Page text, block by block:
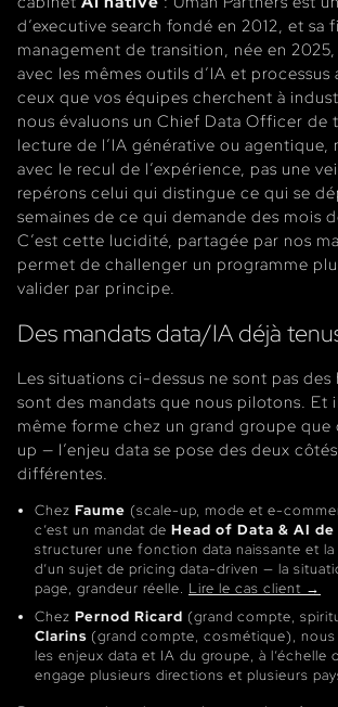
d’executive search fondé en 2012, et sa
management de transition, née en
avec les mêmes outils d’IA et
ceux que vos équipes cherchent à
nous évaluons un Chief Data Officer de
lecture de l’IA générative ou agentique,
avec le recul de l’expérience, pas une
repérons celui qui distingue ce qui se
semaines de ce qui demande des mois
C’est cette lucidité, partagée par nos
permet de challenger un programme
valider par principe.
Des mandats data/IA déjà
Les situations ci-dessus ne sont pas des
sont des mandats que nous pilotons. Et
même forme chez un grand groupe que
up — l’enjeu data se pose des deux
différentes.
Chez Faume (scale-up, mode et e-
c’est un mandat de Head of Data & AI
structurer une fonction data naissante et
d’un sujet de pricing data-driven — la
page, grandeur réelle. Lire le cas client →
Chez Pernod Ricard (grand compte,
Clarins (grand compte, cosmétique),
les enjeux data et IA du groupe, à l’échelle
engage plusieurs directions et plusieurs